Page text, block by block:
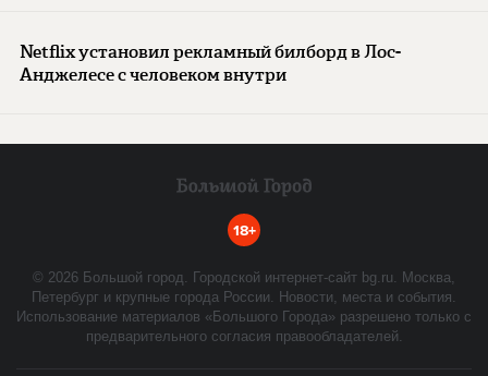
Netflix установил рекламный билборд в Лос-
Анджелесе с человеком внутри
18+
© 2026 Большой город. Городской интернет-сайт bg.ru. Москва,
Петербург и крупные города России. Новости, места и события.
Использование материалов «Большого Города» разрешено только с
предварительного согласия правообладателей.